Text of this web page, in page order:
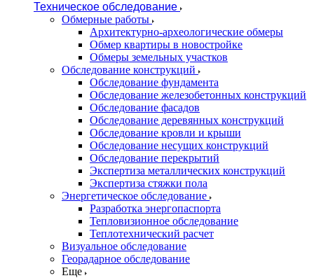
Техническое обследование
Обмерные работы
Архитектурно-археологические обмеры
Обмер квартиры в новостройке
Обмеры земельных участков
Обследование конструкций
Обследование фундамента
Обследование железобетонных конструкций
Обследование фасадов
Обследование деревянных конструкций
Обследование кровли и крыши
Обследование несущих конструкций
Обследование перекрытий
Экспертиза металлических конструкций
Экспертиза стяжки пола
Энергетическое обследование
Разработка энергопаспорта
Тепловизионное обследование
Теплотехнический расчет
Визуальное обследование
Георадарное обследование
Еще